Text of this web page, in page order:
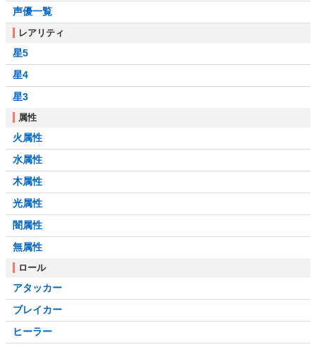
声優一覧
レアリティ
星5
星4
星3
属性
火属性
水属性
木属性
光属性
闇属性
無属性
ロール
アタッカー
ブレイカー
ヒーラー